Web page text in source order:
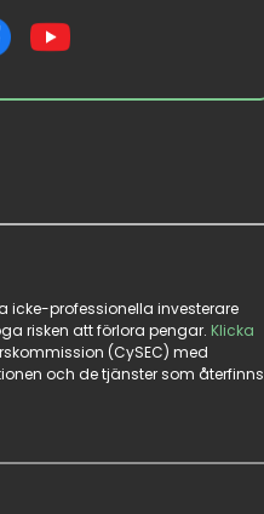
icke-professionella investerare
risken att förlora pengar. Klicka
(CySEC) med
och de tjänster som återfinns